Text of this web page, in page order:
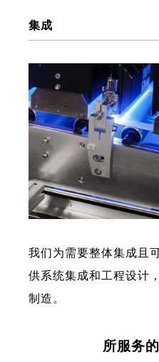
集成
我们为需要整体集成且
供系统集成和工程设计
制造。
所服务